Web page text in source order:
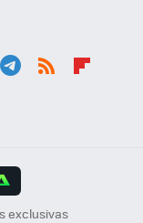
exclusivas